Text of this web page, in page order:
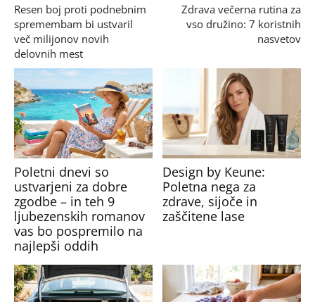
Resen boj proti podnebnim
spremembam bi ustvaril
več milijonov novih
delovnih mest
Zdrava večerna rutina za
vso družino: 7 koristnih
nasvetov
Poletni dnevi so
ustvarjeni za dobre
zgodbe – in teh 9
ljubezenskih romanov
vas bo pospremilo na
najlepši oddih
Design by Keune:
Poletna nega za
zdrave, sijoče in
zaščitene lase